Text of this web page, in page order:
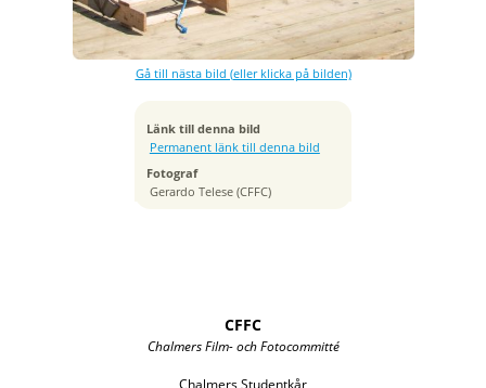
Gå till nästa bild (eller klicka på bilden)
Länk till denna bild
Permanent länk till denna bild
Fotograf
Gerardo Telese (CFFC)
f/2.8
Kamera
Canon EOS 7D
Tagen
ISO
100
Brännvidd
70 mm
CFFC
Chalmers Film- och Fotocommitté